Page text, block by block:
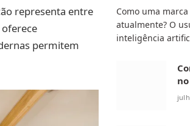
representa entre
permitem
Como uma
atualmente? O
inteligência